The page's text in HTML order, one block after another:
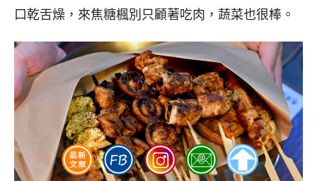
口乾舌燥，來焦糖楓別只顧著吃肉，蔬菜也很棒。